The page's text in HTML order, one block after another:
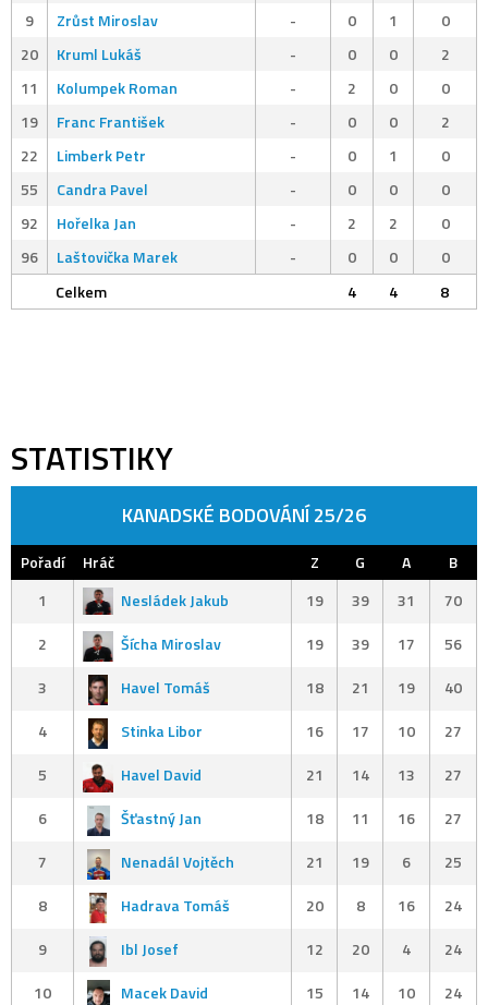
9 Zrůst Miroslav - 0 1
0
20
Kruml Lukáš - 0 0
2
11
Kolumpek Roman - 2 0
0
19
Franc František - 0 0
2
22
Limberk Petr - 0 1
0
55
Candra Pavel - 0 0
0
92
Hořelka Jan - 2 2
0
96
Laštovička Marek - 0 0
0
Celkem
4 4 8
STATISTIKY
KANADSKÉ BODOVÁNÍ 25/26
Pořadí Hráč Z G A
B
1
Nesládek Jakub 19 39 31
70
2
Šícha Miroslav 19 39 17
56
3
Havel Tomáš 18 21 19
40
4
Stinka Libor 16 17 10
27
5
Havel David 21 14 13
27
6
Šťastný Jan 18 11 16
27
7
Nenadál Vojtěch 21 19 6
25
8
Hadrava Tomáš 20 8 16
24
9
Ibl Josef 12 20 4
24
10
Macek David 15 14 10
24